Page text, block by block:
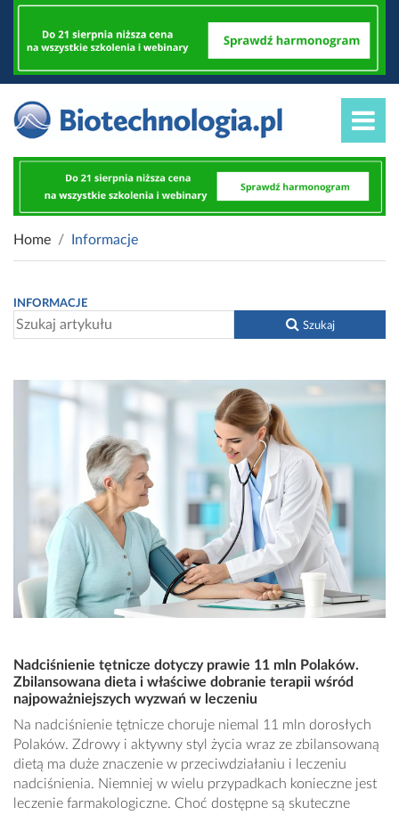
Home Informacje
INFORMACJE
Szukaj
Nadciśnienie tętnicze dotyczy prawie 11 mln Polaków.
Zbilansowana dieta i właściwe dobranie terapii wśród
najpoważniejszych wyzwań w leczeniu
Na nadciśnienie tętnicze choruje niemal 11 mln dorosłych
Polaków. Zdrowy i aktywny styl życia wraz ze zbilansowaną
dietą ma duże znaczenie w przeciwdziałaniu i leczeniu
nadciśnienia. Niemniej w wielu przypadkach konieczne jest
leczenie farmakologiczne. Choć dostępne są skuteczne